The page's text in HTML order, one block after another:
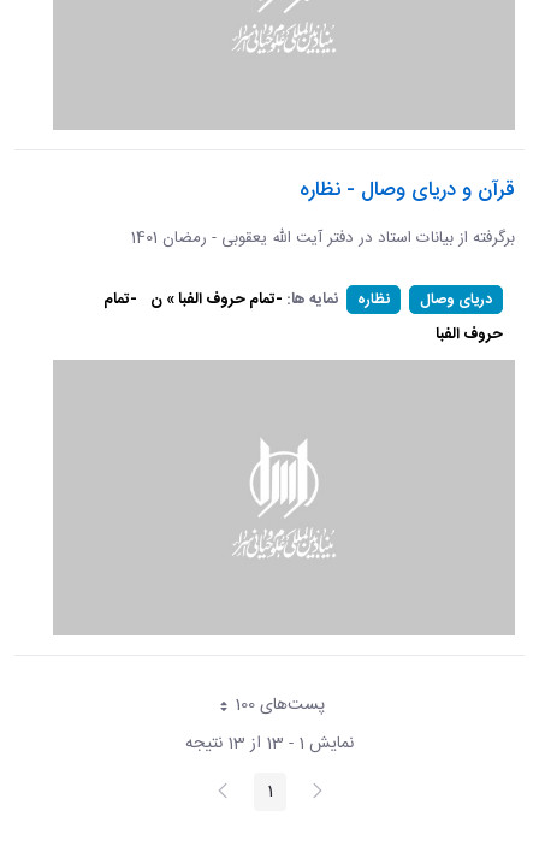
قرآن و دریای وصال - نظاره
برگرفته از بیانات استاد در دفتر آیت الله یعقوبی - رمضان 1401
دریای وصال نظاره نمایه ها: -تمام حروف الفبا » ن -تمام
حروف الفبا
پست‌‌های 100هر صفحه
نمایش 1 - 13 از 13 نتیجه
پیغام
قبلی صفحه1 صفحه
بعد